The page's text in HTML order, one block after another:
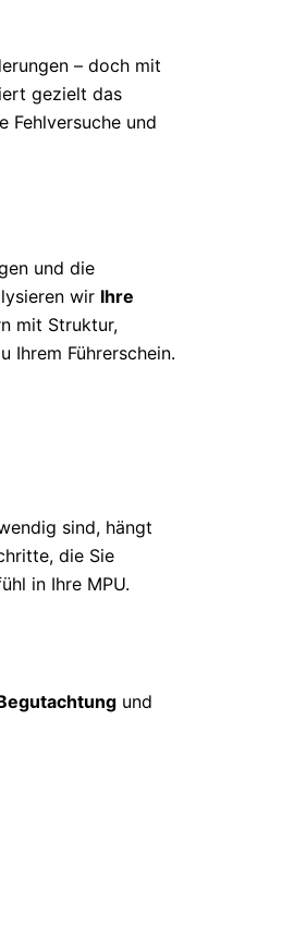
– doch mit
gezielt das
Fehlversuche und
und die
wir Ihre
mit Struktur,
Ihrem Führerschein.
sind, hängt
die Sie
in Ihre MPU.
und